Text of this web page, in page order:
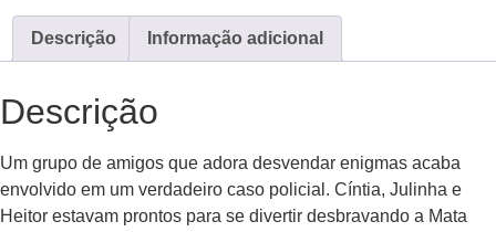
Descrição Informação adicional
Descrição
Um grupo de amigos que adora desvendar enigmas acaba
envolvido em um verdadeiro caso policial. Cíntia, Julinha e
Heitor estavam prontos para se divertir desbravando a Mata